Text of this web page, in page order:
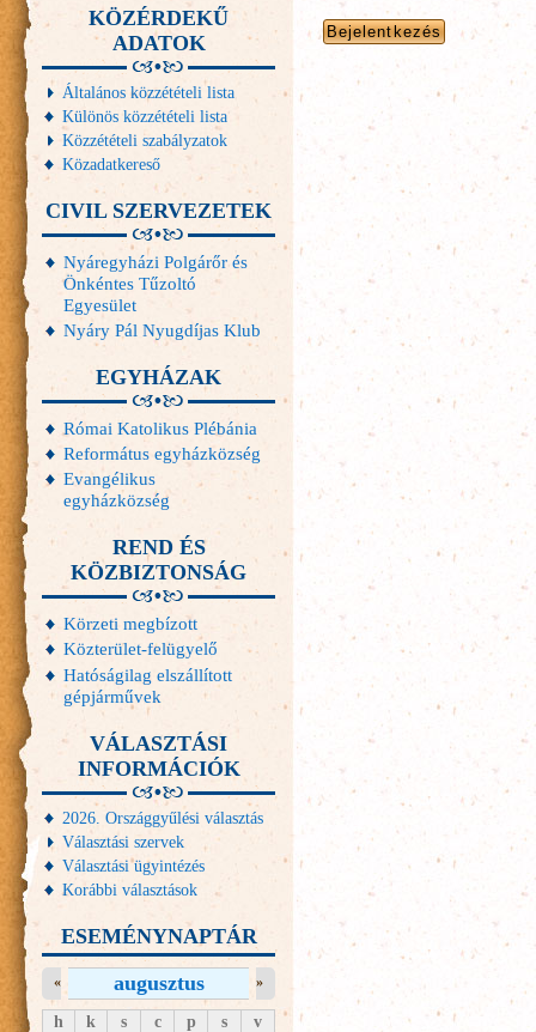
KÖZÉRDEKŰ
ADATOK
Általános közzétételi lista
Különös közzétételi lista
Közzétételi szabályzatok
Közadatkereső
CIVIL SZERVEZETEK
Nyáregyházi Polgárőr és
Önkéntes Tűzoltó
Egyesület
Nyáry Pál Nyugdíjas Klub
EGYHÁZAK
Római Katolikus Plébánia
Református egyházközség
Evangélikus
egyházközség
REND ÉS
KÖZBIZTONSÁG
Körzeti megbízott
Közterület-felügyelő
Hatóságilag elszállított
gépjárművek
VÁLASZTÁSI
INFORMÁCIÓK
2026. Országgyűlési választás
Választási szervek
Választási ügyintézés
Korábbi választások
ESEMÉNYNAPTÁR
augusztus
« »
h k s c p s
v